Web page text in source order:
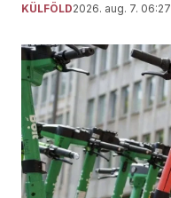
KÜLFÖLD2026. aug. 7. 06:27